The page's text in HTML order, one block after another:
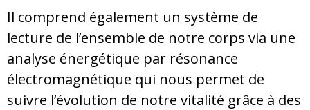
Il comprend également un système de
lecture de l’ensemble de notre corps via une
analyse énergétique par résonance
électromagnétique qui nous permet de
suivre l’évolution de notre vitalité grâce à des